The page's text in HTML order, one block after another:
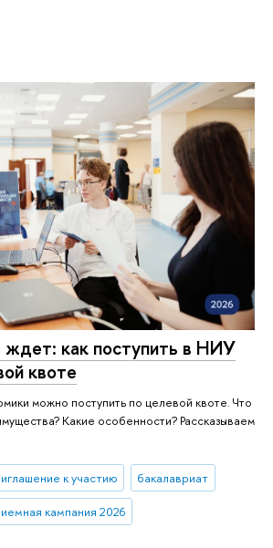
ждет: как поступить в НИУ
квоте
можно поступить по целевой квоте. Что
Какие особенности? Рассказываем
к участию бакалавриат
кампания 2026